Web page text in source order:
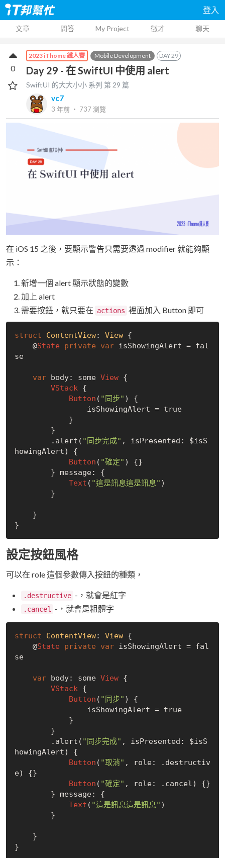
登入
文章 問答 My Project 徵才 聊天
2023 iThome 鐵人賽 Mobile Development DAY29
Day 29 - 在 SwiftUI 中使用 alert
SwiftUI 的大大小小 系列 第29 篇
vc7
3 年前 ‧ 737瀏覽
0
在 iOS 15 之後，要顯示警告只需要透過 modifier 就能夠顯
示：
新增一個 alert 顯示狀態的變數
加上 alert
需要按鈕，就只要在 actions 裡面加入 Button 即可
struct ContentView: View {
    @
State private var isShowingAlert = fal
se
var body: some View {
VStack {
Button ( "同步" ) {
                isShowingAlert =
true
        .alert(
"同步完成" , isPresented: $isS
howingAlert) {
Button ( "確定" ) {}
Text ( "這是訊息這是訊息" )
設定按鈕風格
可以在 role 這個參數傳入按鈕的種類，
.destructive -，就會是紅字
.cancel -，就會是粗體字
struct ContentView: View {
    @
State private var isShowingAlert = fal
se
var body: some View {
VStack {
Button ( "同步" ) {
                isShowingAlert =
true
        .alert(
"同步完成" , isPresented: $isS
howingAlert) {
Button ( "取消" , role: .destructiv
e) {}
Button ( "確定" , role: .cancel) {}
Text ( "這是訊息這是訊息" )